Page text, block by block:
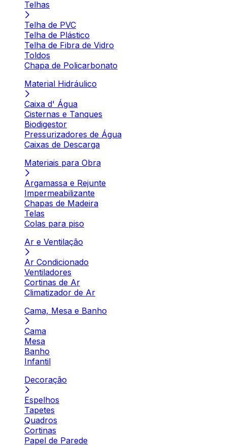
Telhas
Telha de PVC
Telha de Plástico
Telha de Fibra de Vidro
Toldos
Chapa de Policarbonato
Material Hidráulico
Caixa d' Água
Cisternas e Tanques
Biodigestor
Pressurizadores de Água
Caixas de Descarga
Materiais para Obra
Argamassa e Rejunte
Impermeabilizante
Chapas de Madeira
Telas
Colas para piso
Ar e Ventilação
Ar Condicionado
Ventiladores
Cortinas de Ar
Climatizador de Ar
Cama, Mesa e Banho
Cama
Mesa
Banho
Infantil
Decoração
Espelhos
Tapetes
Quadros
Cortinas
Papel de Parede